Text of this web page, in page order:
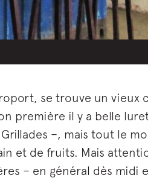
se trouve un vieux
première il y a belle
–, mais tout le
et de fruits. Mais
– en général dès midi